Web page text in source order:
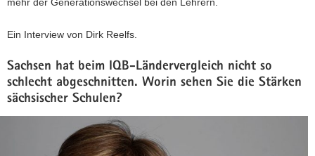
n
Ein Interview von Dirk Reelfs.
Sachsen hat beim IQB-Ländervergleich nicht so
schlecht abgeschnitten. Worin sehen Sie die Stärken
sächsischer Schulen?